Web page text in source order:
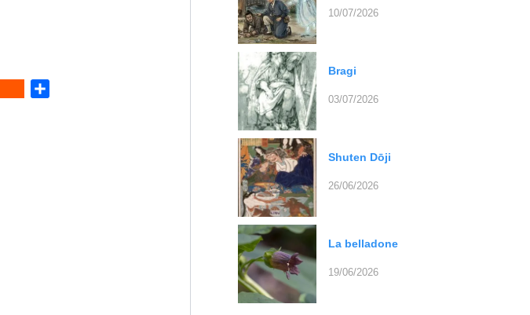
10/07/2026
Bragi
03/07/2026
Shuten Dōji
26/06/2026
La belladone
19/06/2026